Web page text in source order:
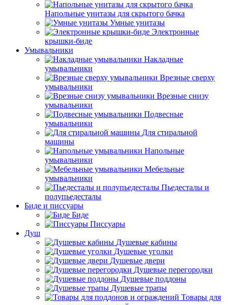
Напольные унитазы для скрытого бачка
Умные унитазы
Электронные
крышки-биде
Умывальники
Накладные
умывальники
Врезные сверху
умывальники
Врезные снизу
умывальники
Подвесные
умывальники
Для стиральной
машины
Напольные
умывальники
Мебельные
умывальники
Пьедесталы и
полупьедесталы
Биде и писсуары
Биде
Писсуары
Душ
Душевые кабины
Душевые уголки
Душевые двери
Душевые перегородки
Душевые поддоны
Душевые трапы
Товары для